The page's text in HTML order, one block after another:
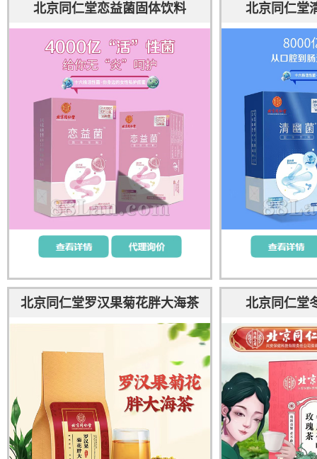
北京同仁堂恋益菌固体饮料 北京同仁堂
北京同仁堂罗汉果菊花胖大海茶 北京同仁堂